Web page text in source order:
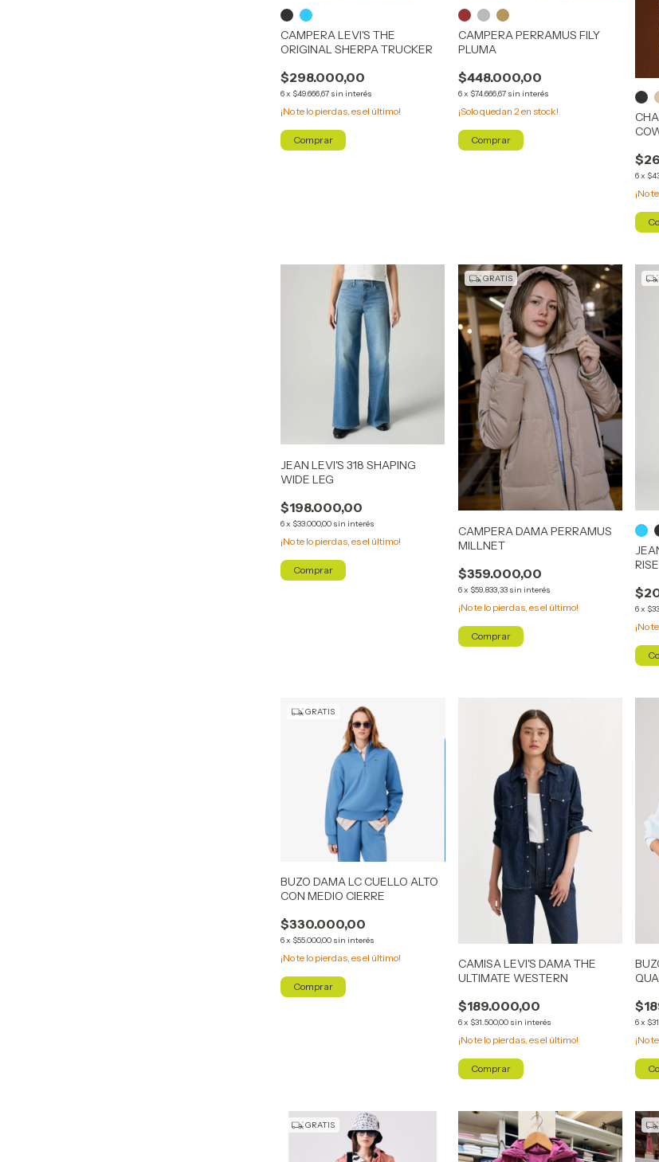
CAMPERA LEVI'S THE
ORIGINAL SHERPA TRUCKER
$298.000,00
6x $49.666,67 sin interés
¡No te lo pierdas, es el último!
Comprar
CAMPERA PERRAMUS FILY
PLUMA
$448.000,00
6x $74.666,67 sin interés
¡Solo quedan 2 en stock!
Comprar
6x
¡No
JEAN LEVI'S 318 SHAPING
WIDE LEG
$198.000,00
6x $33.000,00 sin interés
¡No te lo pierdas, es el último!
Comprar
GRATIS
CAMPERA DAMA PERRAMUS
MILLNET
$359.000,00
6x $59.833,33 sin interés
¡No te lo pierdas, es el último!
Comprar
6x
¡No
GRATIS
BUZO DAMA LC CUELLO ALTO
CON MEDIO CIERRE
$330.000,00
6x $55.000,00 sin interés
¡No te lo pierdas, es el último!
Comprar
CAMISA LEVI'S DAMA THE
ULTIMATE WESTERN
$189.000,00
6x $31.500,00 sin interés
¡No te lo pierdas, es el último!
Comprar
6x
¡No
GRATIS